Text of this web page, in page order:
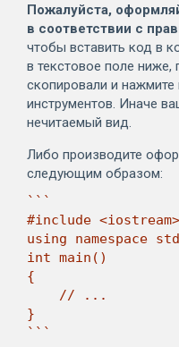
Пожалуйста,
в соответствии с
чтобы вставить код в
в текстовое поле ниже,
скопировали и нажмите
инструментов. Иначе
нечитаемый вид.
Либо производите
следующим образом:
```
#include <iostream>
using namespace
int main()
{
}
```